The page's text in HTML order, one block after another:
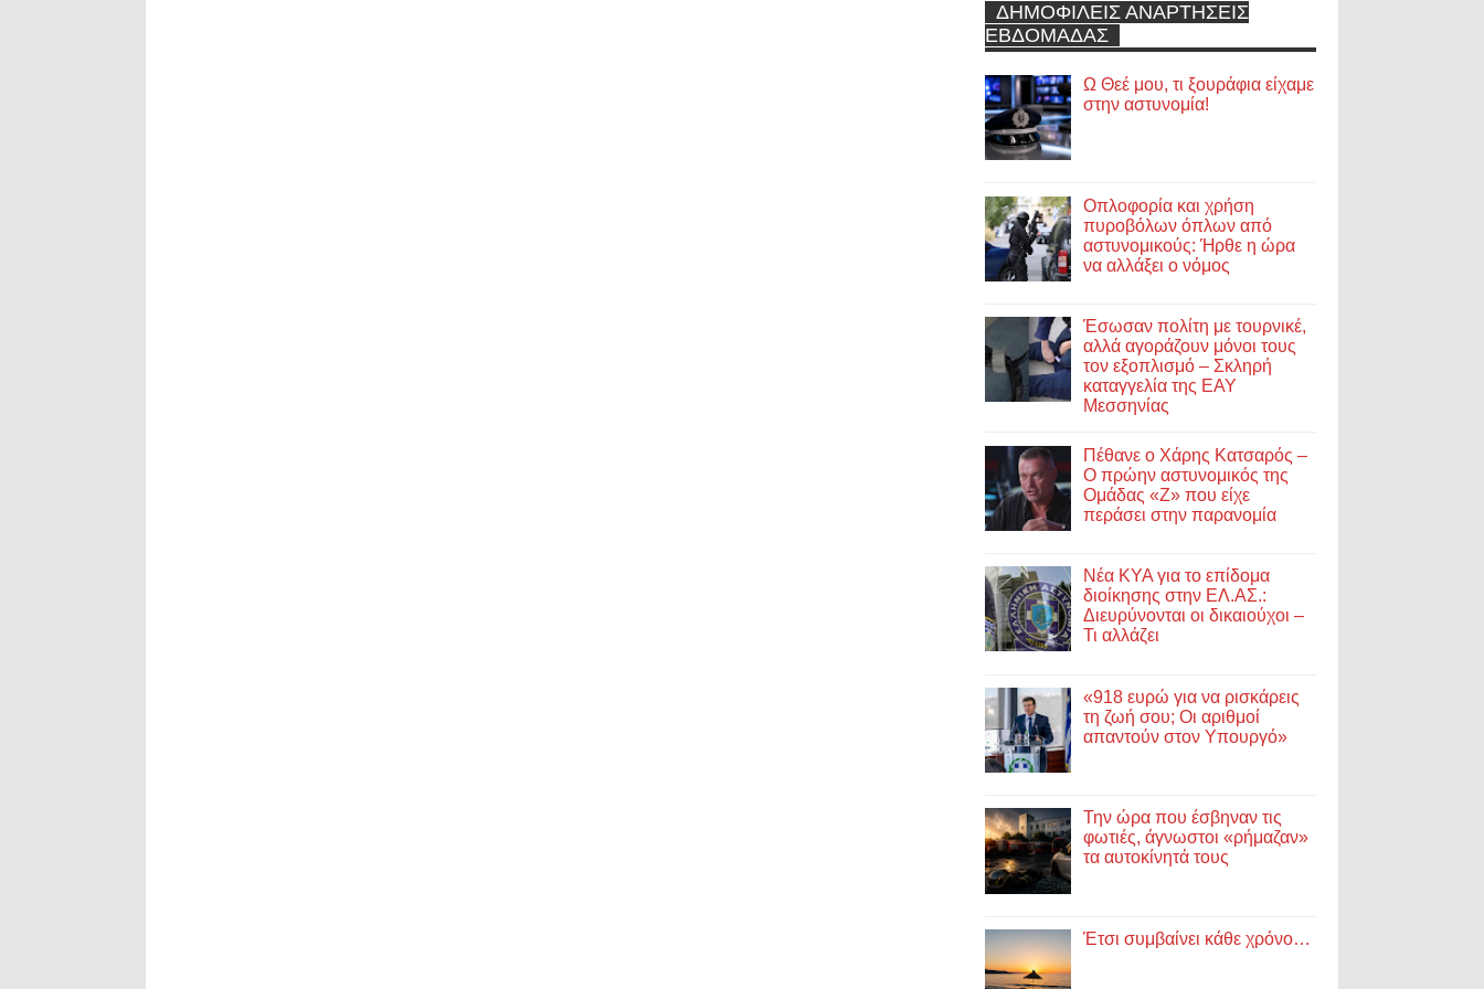
ΔΗΜΟΦΙΛΕΙΣ ΑΝΑΡΤΗΣΕΙΣ
ΕΒΔΟΜΑΔΑΣ
Ω Θεέ μου, τι ξουράφια είχαμε
στην αστυνομία!
Οπλοφορία και χρήση
πυροβόλων όπλων από
αστυνομικούς: Ήρθε η ώρα
να αλλάξει ο νόμος
Έσωσαν πολίτη με τουρνικέ,
αλλά αγοράζουν μόνοι τους
τον εξοπλισμό – Σκληρή
καταγγελία της ΕΑΥ
Μεσσηνίας
Πέθανε ο Χάρης Κατσαρός –
Ο πρώην αστυνομικός της
Ομάδας «Ζ» που είχε
περάσει στην παρανομία
Νέα ΚΥΑ για το επίδομα
διοίκησης στην ΕΛ.ΑΣ.:
Διευρύνονται οι δικαιούχοι –
Τι αλλάζει
«918 ευρώ για να ρισκάρεις
τη ζωή σου; Οι αριθμοί
απαντούν στον Υπουργό»
Την ώρα που έσβηναν τις
φωτιές, άγνωστοι «ρήμαζαν»
τα αυτοκίνητά τους
Έτσι συμβαίνει κάθε χρόνο…